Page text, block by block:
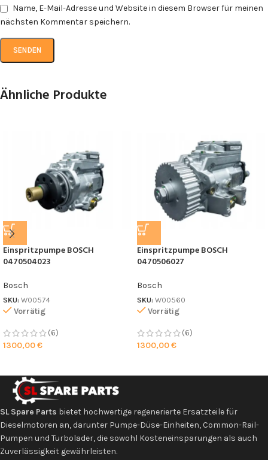
Name, E-Mail-Adresse und Website in diesem Browser für meinen
nächsten Kommentar speichern.
Ähnliche Produkte
Einspritzpumpe BOSCH
0470504023
Bosch
SKU: W00574
Vorrätig
(6)
1300,00€
Einspritzpumpe BOSCH
0470506027
Bosch
SKU: W00560
Vorrätig
(6)
1300,00€
SL Spare Parts bietet hochwertige regenerierte Ersatzteile für
Dieselmotoren an, darunter Pumpe-Düse-Einheiten, Common-Rail-
Pumpen und Turbolader, die sowohl Kosteneinsparungen als auch
Zuverlässigkeit gewährleisten.